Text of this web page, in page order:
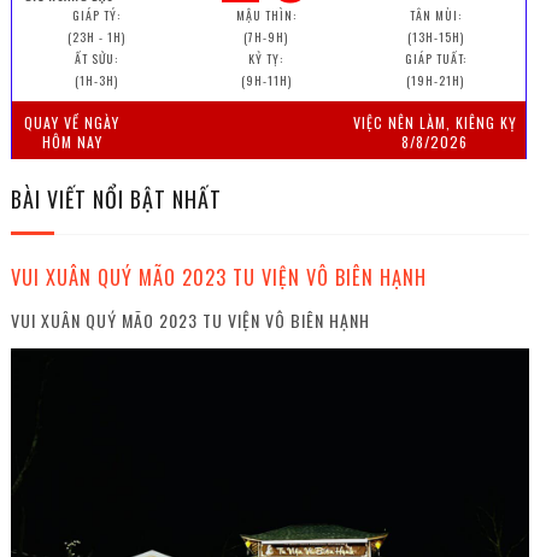
GIÁP TÝ:
(23H - 1H)
ẤT SỬU:
(1H-3H)
MẬU THÌN:
(7H-9H)
KỶ TỴ:
(9H-11H)
TÂN MÙI:
(13H-15H)
GIÁP TUẤT:
(19H-21H)
QUAY VỀ NGÀY
HÔM NAY
VIỆC NÊN LÀM, KIÊNG KỴ
8/8/2026
BÀI VIẾT NỔI BẬT NHẤT
VUI XUÂN QUÝ MÃO 2023 TU VIỆN VÔ BIÊN HẠNH
VUI XUÂN QUÝ MÃO 2023 TU VIỆN VÔ BIÊN HẠNH